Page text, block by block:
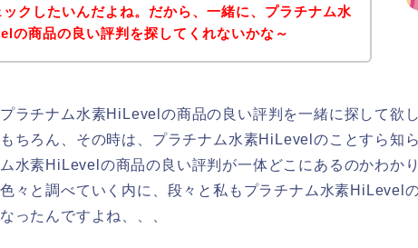
ックしたいんだよね。だから、一緒に、プラチナム水
の商品の良い評判を探してくれないかな～
ラチナム水素HiLevelの商品の良い評判を一緒に探して欲し
ちろん、その時は、プラチナム水素HiLevelのことすら知
水素HiLevelの商品の良い評判が一体どこにあるのかわか
々と調べていく内に、段々と私もプラチナム水素HiLevel
ったんですよね、、、